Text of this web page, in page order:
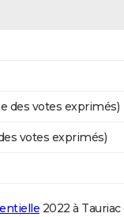
des votes exprimés)
votes exprimés)
2022 à